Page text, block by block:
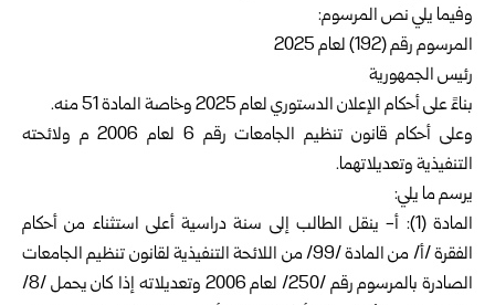
وفيما يلي نص المرسوم:
المرسوم رقم (192) لعام 2025
رئيس الجمهورية
بناءً على أحكام الإعلان الدستوري لعام 2025 وخاصة المادة 51 منه.
وعلى أحكام قانون تنظيم الجامعات رقم 6 لعام 2006 م ولائحته
التنفيذية وتعديلاتهما.
يرسم ما يلي:
المادة (1): أ- ينقل الطالب إلى سنة دراسية أعلى استثناء من أحكام
الفقرة /أ/ من المادة /99/ من اللائحة التنفيذية لقانون تنظيم الجامعات
الصادرة بالمرسوم رقم /250/ لعام 2006 وتعديلاته إذا كان يحمل /8/